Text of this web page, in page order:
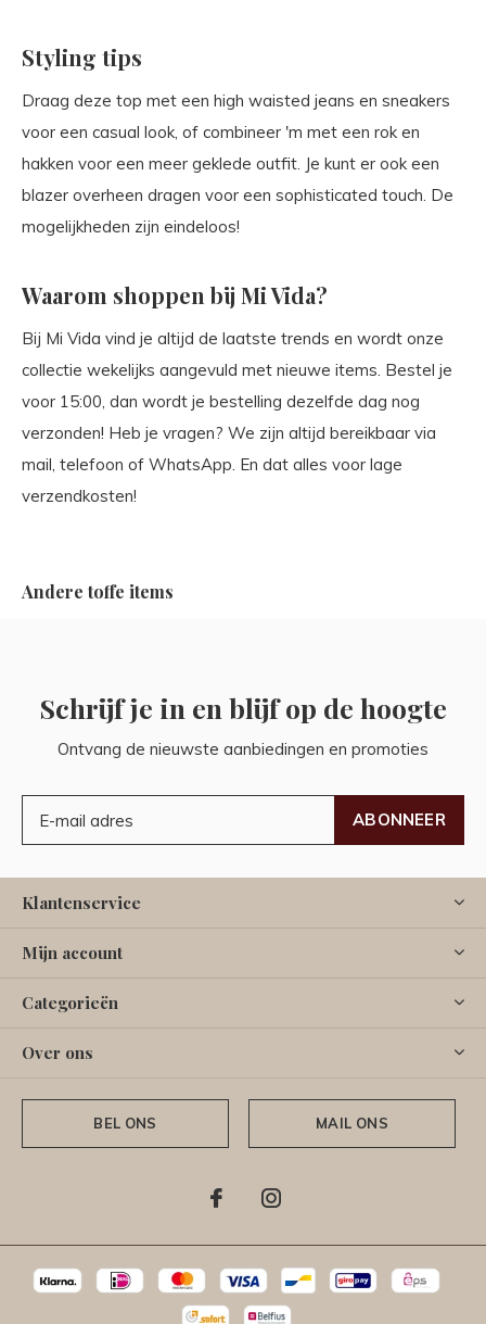
Styling tips
Draag deze top met een high waisted jeans en sneakers
voor een casual look, of combineer 'm met een rok en
hakken voor een meer geklede outfit. Je kunt er ook een
blazer overheen dragen voor een sophisticated touch. De
mogelijkheden zijn eindeloos!
Waarom shoppen bij Mi Vida?
Bij Mi Vida vind je altijd de laatste trends en wordt onze
collectie wekelijks aangevuld met nieuwe items. Bestel je
voor 15:00, dan wordt je bestelling dezelfde dag nog
verzonden! Heb je vragen? We zijn altijd bereikbaar via
mail, telefoon of WhatsApp. En dat alles voor lage
verzendkosten!
Andere toffe items
Schrijf je in en blijf op de hoogte
Ontvang de nieuwste aanbiedingen en promoties
ABONNEER
Klantenservice
Mijn account
Categorieën
Over ons
BEL ONS MAIL ONS